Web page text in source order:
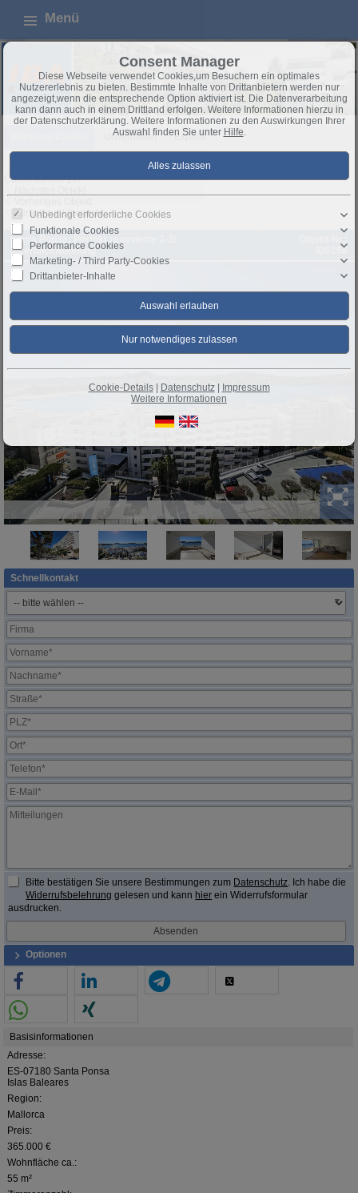
Menü
Unvermietet Exposé
Objekt 95 von 107
Zurück zur Übersicht
Santa Ponsa: Perfekt renovierte 2-Zi
Meerblickwohnung
ID5158
Schnellkontakt
Bitte bestätigen Sie unsere Bestimmungen zum Datenschutz. Ich habe die
Widerrufsbelehrung gelesen und kann hier ein Widerrufsformular
ausdrucken.
Optionen
Basisinformationen
Adresse:
ES-07180 Santa Ponsa
Islas Baleares
Region:
Mallorca
Preis:
365.000 €
Wohnfläche ca.:
55 m²
Consent Manager
Diese Webseite verwendet Cookies,um Besuchern ein optimales
Nutzererlebnis zu bieten. Bestimmte Inhalte von Drittanbietern werden nur
angezeigt,wenn die entsprechende Option aktiviert ist. Die Datenverarbeitung
kann dann auch in einem Drittland erfolgen. Weitere Informationen hierzu in
der Datenschutzerklärung. Weitere Informationen zu den Auswirkungen Ihrer
Auswahl finden Sie unter Hilfe
Unbedingt erforderliche Cookies
Funktionale Cookies
Performance Cookies
Marketing- / Third Party-Cookies
Drittanbieter-Inhalte
Cookie-Details| Datenschutz| Impressum
Weitere Informationen